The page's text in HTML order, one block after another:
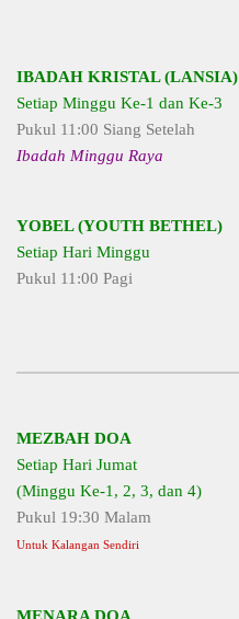
IBADAH KRISTAL (LANSIA)
Setiap Minggu Ke-1 dan Ke-3
Pukul 11:00 Siang Setelah
Ibadah Minggu Raya
YOBEL (YOUTH BETHEL)
Setiap Hari Minggu
Pukul 11:00 Pagi
MEZBAH DOA
Setiap Hari Jumat
(Minggu Ke-1, 2, 3, dan 4)
Pukul 19:30 Malam
Untuk Kalangan Sendiri